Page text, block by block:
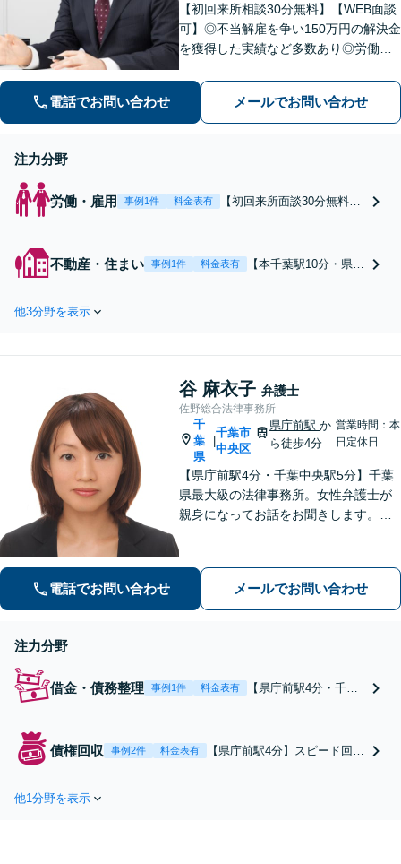
【初回来所相談30分無料】【WEB面談
可】◎不当解雇を争い150万円の解決金
を獲得した実績など多数あり◎労働、
件1件、真摯に向き合うことを大切に、
丁寧なリーガルサービスを提供。ぜひ
ご相談ください。【県庁前駅4分】
電話でお問い合わせ メールでお問い合わせ
注力分野
労働・雇用 事例1件 料金表有
【初回来所面談30分無料】
ど多数あり◎不当解雇や残
業代未払いのお悩みをスム
不動産・住まい 事例1件 料金表有
【本千葉駅10分・県庁
渉、立退料の減額、立
チェックなど、お困り
の際は、ぜひご相談く
ださい。【初回面談30
分無料】【電話相談
他3分野を表示
谷 麻衣子 弁護士
佐野総合法律事務所
千
葉
県
千葉市
中央区
県庁前駅か
ら徒歩4分
営業時間：本
日定休日
【県庁前駅4分・千葉中央駅5分】千葉
県最大級の法律事務所。女性弁護士が
親身になってお話をお聞きします。不
い。【初回相談30分無料】【夜間・休
日の相談可能】
電話でお問い合わせ メールでお問い合わせ
注力分野
借金・債務整理 事例1件 料金表有
【県庁前駅4分・千葉
ご状況に合わせて最適
債権回収 事例2件 料金表有
【県庁前駅4分】スピード回収
弁護士に依頼することで、債
他1分野を表示